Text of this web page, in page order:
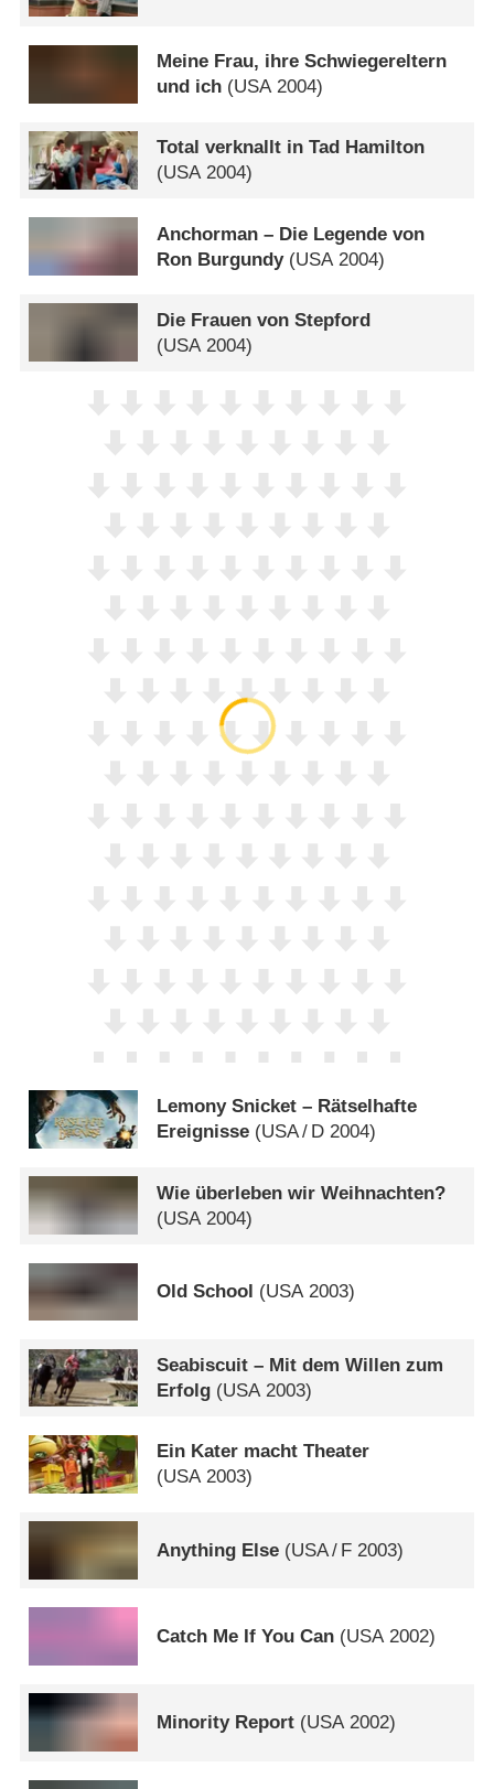
Meine Frau, ihre Schwiegereltern
und ich (USA2004)
Total verknallt in Tad Hamilton
(USA2004)
Anchorman – Die Legende von
Ron Burgundy(USA 2004)
Die Frauen von Stepford
(USA 2004)
Lemony Snicket – Rätselhafte
Ereignisse (USA/ D 2004)
Wie überleben wir Weihnachten?
(USA 2004)
Old School (USA2003)
Seabiscuit – Mit dem Willen zum
Erfolg (USA2003)
Ein Kater macht Theater
(USA2003)
Anything Else (USA/ F 2003)
Catch Me If You Can (USA2002)
Minority Report (USA2002)